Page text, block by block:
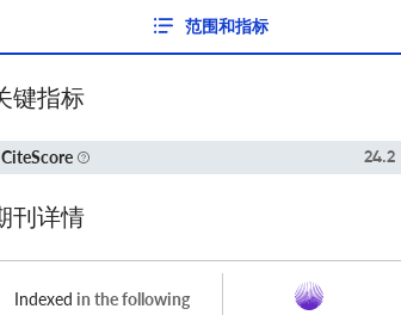
范围和指标
键指标
CiteScore 24.2
刊详情
Indexed in the following